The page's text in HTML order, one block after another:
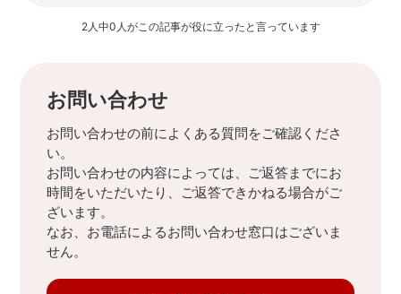
2人中0人がこの記事が役に立ったと言っています
お問い合わせ
お問い合わせの前によくある質問をご確認くださ
い。
お問い合わせの内容によっては、ご返答までにお
時間をいただいたり、ご返答できかねる場合がご
ざいます。
なお、お電話によるお問い合わせ窓口はございま
せん。